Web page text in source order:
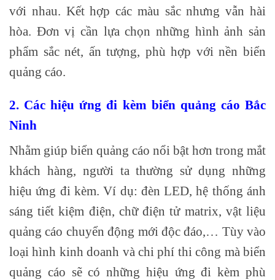
với nhau. Kết hợp các màu sắc nhưng vẫn hài
hòa. Đơn vị cần lựa chọn những hình ảnh sản
phẩm sắc nét, ấn tượng, phù hợp với nền biển
quảng cáo.
2. Các hiệu ứng đi kèm biển quảng cáo Bắc
Ninh
Nhằm giúp biển quảng cáo nổi bật hơn trong mắt
khách hàng, người ta thường sử dụng những
hiệu ứng đi kèm. Ví dụ: đèn LED, hệ thống ánh
sáng tiết kiệm điện, chữ điện tử matrix, vật liệu
quảng cáo chuyển động mới độc đáo,… Tùy vào
loại hình kinh doanh và chi phí thi công mà biển
quảng cáo sẽ có những hiệu ứng đi kèm phù